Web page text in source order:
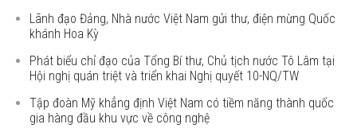
Lãnh đạo Đảng, Nhà nước Việt Nam gửi thư, điện mừng Quốc
khánh Hoa Kỳ
Phát biểu chỉ đạo của Tổng Bí thư, Chủ tịch nước Tô Lâm tại
Hội nghị quán triệt và triển khai Nghị quyết 10-NQ/TW
Tập đoàn Mỹ khẳng định Việt Nam có tiềm năng thành quốc
gia hàng đầu khu vực về công nghệ